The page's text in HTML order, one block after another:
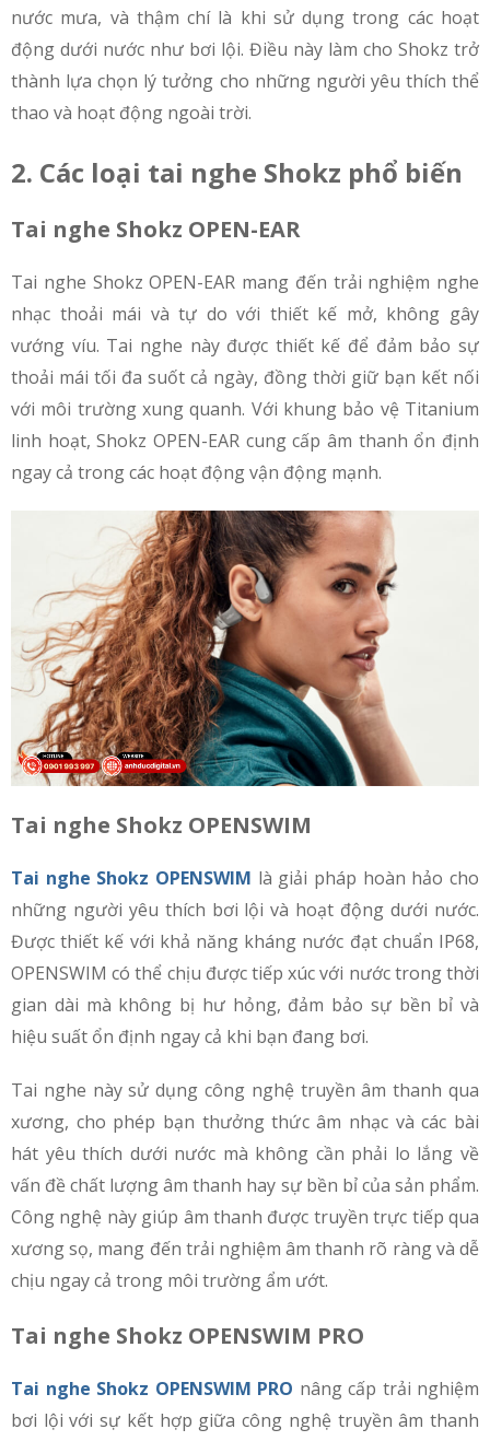
nước mưa, và thậm chí là khi sử dụng trong các hoạt
động dưới nước như bơi lội. Điều này làm cho Shokz trở
thành lựa chọn lý tưởng cho những người yêu thích thể
thao và hoạt động ngoài trời.
2. Các loại tai nghe Shokz phổ biến
Tai nghe Shokz OPEN-EAR
Tai nghe Shokz OPEN-EAR mang đến trải nghiệm nghe
nhạc thoải mái và tự do với thiết kế mở, không gây
vướng víu. Tai nghe này được thiết kế để đảm bảo sự
thoải mái tối đa suốt cả ngày, đồng thời giữ bạn kết nối
với môi trường xung quanh. Với khung bảo vệ Titanium
linh hoạt, Shokz OPEN-EAR cung cấp âm thanh ổn định
ngay cả trong các hoạt động vận động mạnh.
Tai nghe Shokz OPENSWIM
Tai nghe Shokz OPENSWIM là giải pháp hoàn hảo cho
những người yêu thích bơi lội và hoạt động dưới nước.
Được thiết kế với khả năng kháng nước đạt chuẩn IP68,
OPENSWIM có thể chịu được tiếp xúc với nước trong thời
gian dài mà không bị hư hỏng, đảm bảo sự bền bỉ và
hiệu suất ổn định ngay cả khi bạn đang bơi.
Tai nghe này sử dụng công nghệ truyền âm thanh qua
xương, cho phép bạn thưởng thức âm nhạc và các bài
hát yêu thích dưới nước mà không cần phải lo lắng về
vấn đề chất lượng âm thanh hay sự bền bỉ của sản phẩm.
Công nghệ này giúp âm thanh được truyền trực tiếp qua
xương sọ, mang đến trải nghiệm âm thanh rõ ràng và dễ
chịu ngay cả trong môi trường ẩm ướt.
Tai nghe Shokz OPENSWIM PRO
Tai nghe Shokz OPENSWIM PRO nâng cấp trải nghiệm
bơi lội với sự kết hợp giữa công nghệ truyền âm thanh